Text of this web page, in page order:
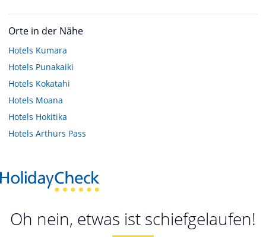
Orte in der Nähe
Hotels Kumara
Hotels Punakaiki
Hotels Kokatahi
Hotels Moana
Hotels Hokitika
Hotels Arthurs Pass
Oh nein, etwas ist schiefgelaufen!